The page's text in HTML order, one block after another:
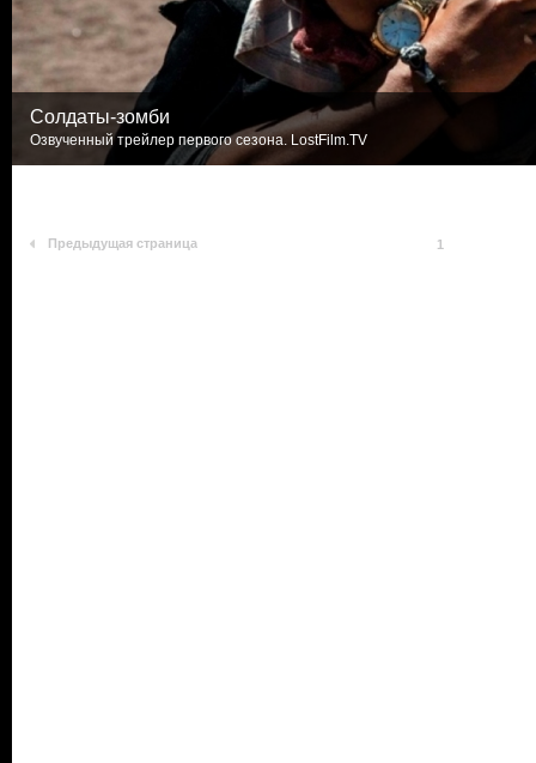
Солдаты-зомби
Озвученный трейлер первого сезона. LostFilm.TV
Предыдущая страница 1